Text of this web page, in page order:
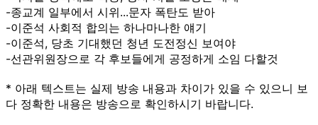
-종교계 일부에서 시위...문자 폭탄도 받아
-이준석 사회적 합의는 하나마나한 얘기
-이준석, 당초 기대했던 청년 도전정신 보여야
-선관위원장으로 각 후보들에게 공정하게 소임 다할것
* 아래 텍스트는 실제 방송 내용과 차이가 있을 수 있으니 보
다 정확한 내용은 방송으로 확인하시기 바랍니다.